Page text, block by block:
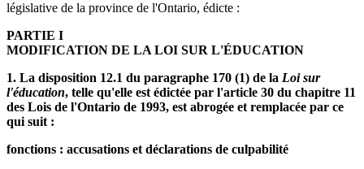
législative de la province de l'Ontario, édicte :
PARTIE I
MODIFICATION DE LA LOI SUR L'ÉDUCATION
1. La disposition 12.1 du paragraphe 170 (1) de la Loi sur
l'éducation, telle qu'elle est édictée par l'article 30 du chapitre 11
des Lois de l'Ontario de 1993, est abrogée et remplacée par ce
qui suit :
fonctions : accusations et déclarations de culpabilité